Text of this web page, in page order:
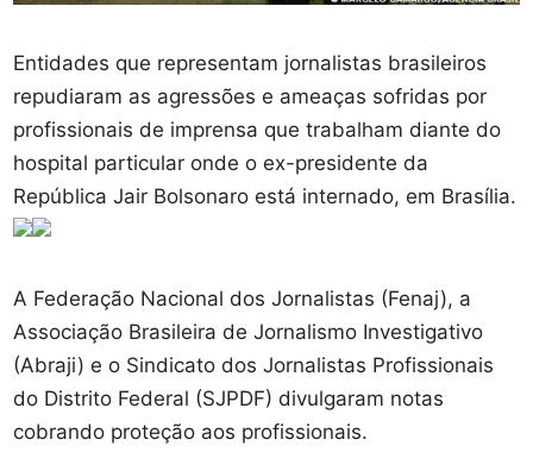
Entidades que representam jornalistas brasileiros
repudiaram as agressões e ameaças sofridas por
profissionais de imprensa que trabalham diante do
hospital particular onde o ex-presidente da
República Jair Bolsonaro está internado, em Brasília.
A Federação Nacional dos Jornalistas (Fenaj), a
Associação Brasileira de Jornalismo Investigativo
(Abraji) e o Sindicato dos Jornalistas Profissionais
do Distrito Federal (SJPDF) divulgaram notas
cobrando proteção aos profissionais.